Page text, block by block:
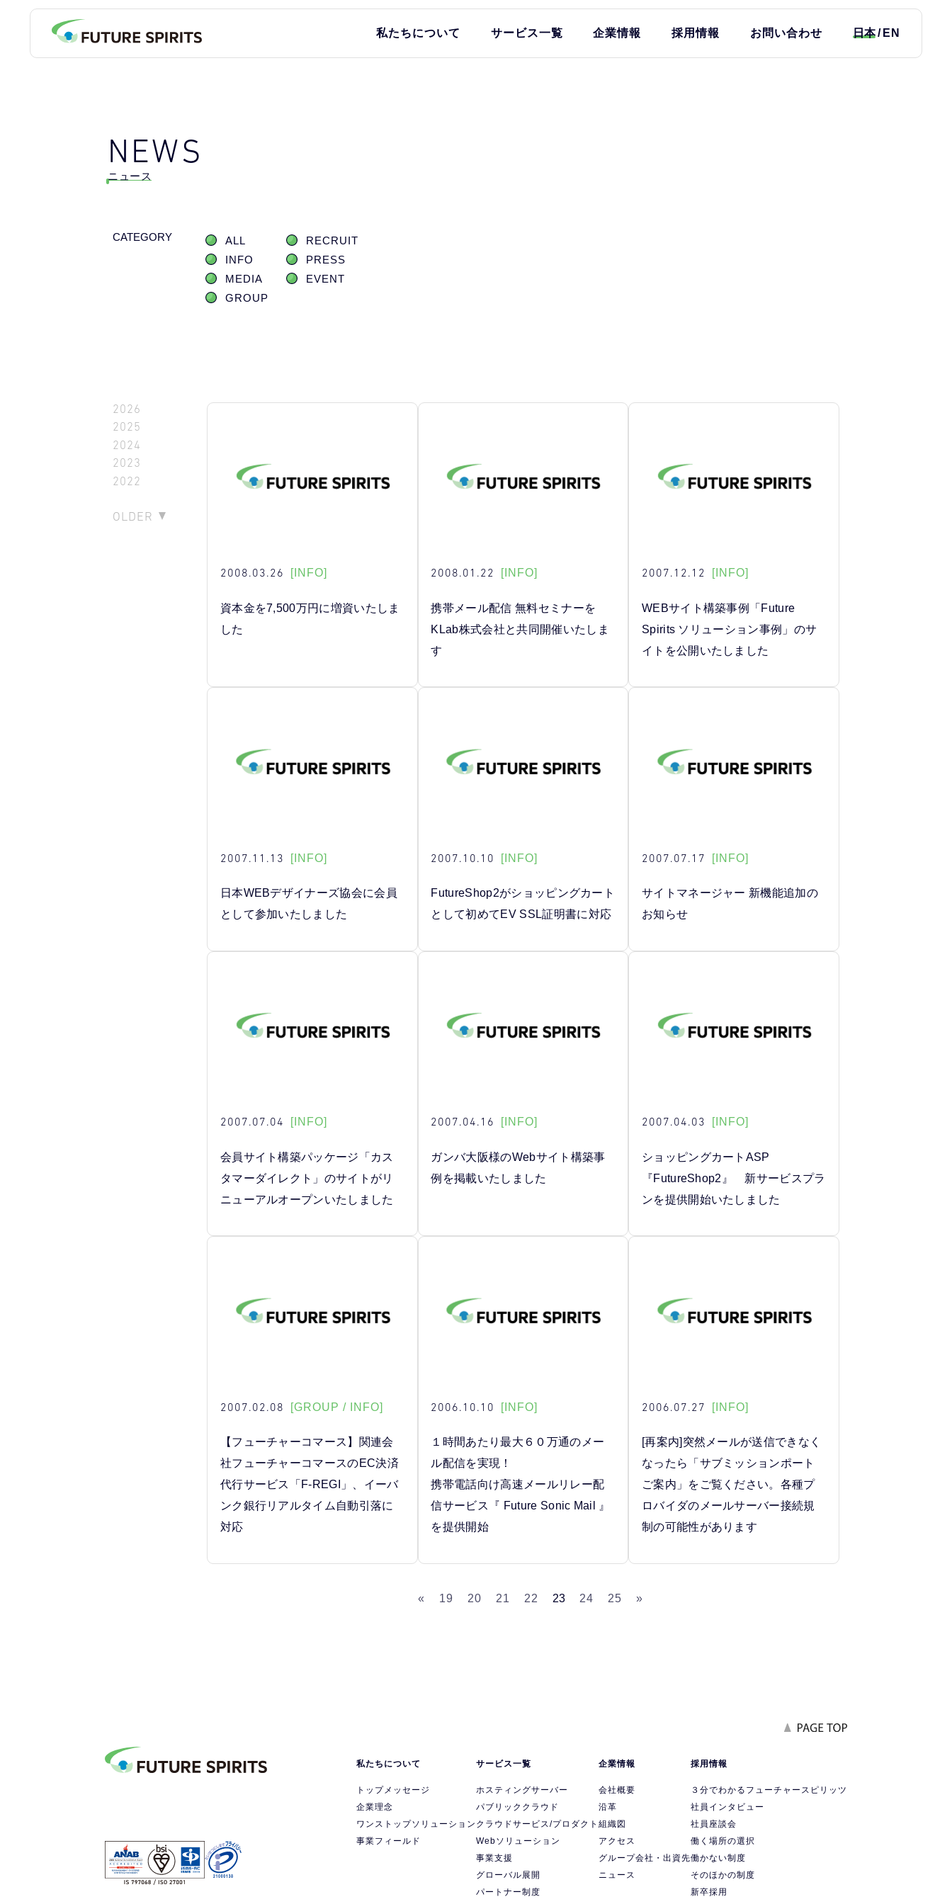
私たちについて サービス一覧 企業情報 採用情報 お問い合わせ 日本 EN
NEWS
ニュース
CATEGORY ALL
RECRUIT
INFO
PRESS
MEDIA
EVENT
GROUP
2026
2025
2024
2023
2022
OLDER
2008.03.26 [INFO]
資本金を7,500万円に増資いたしま
した
2008.01.22 [INFO]
携帯メール配信 無料セミナーを
KLab株式会社と共同開催いたしま
す
2007.12.12 [INFO]
WEBサイト構築事例「Future
Spirits ソリューション事例」のサ
イトを公開いたしました
2007.11.13 [INFO]
日本WEBデザイナーズ協会に会員
として参加いたしました
2007.10.10 [INFO]
FutureShop2がショッピングカート
として初めてEV SSL証明書に対応
2007.07.17 [INFO]
サイトマネージャー 新機能追加の
お知らせ
2007.07.04 [INFO]
会員サイト構築パッケージ「カス
タマーダイレクト」のサイトがリ
ニューアルオープンいたしました
2007.04.16 [INFO]
ガンバ大阪様のWebサイト構築事
例を掲載いたしました
2007.04.03 [INFO]
ショッピングカートASP
『FutureShop2』 新サービスプラ
ンを提供開始いたしました
2007.02.08 [GROUP / INFO]
【フューチャーコマース】関連会
社フューチャーコマースのEC決済
代行サービス「F-REGI」、イーバ
ンク銀行リアルタイム自動引落に
対応
2006.10.10 [INFO]
１時間あたり最大６０万通のメー
ル配信を実現！
携帯電話向け高速メールリレー配
信サービス『 Future Sonic Mail 』
を提供開始
2006.07.27 [INFO]
[再案内]突然メールが送信できなく
なったら「サブミッションポート
ご案内」をご覧ください。各種プ
ロバイダのメールサーバー接続規
制の可能性があります
« 19 20 21 22 23 24 25 »
私たちについて
トップメッセージ
企業理念
ワンストップソリューション
事業フィールド
サービス一覧
ホスティングサーバー
パブリッククラウド
クラウドサービス/プロダクト
Webソリューション
事業支援
グローバル展開
パートナー制度
企業情報
会社概要
沿革
組織図
アクセス
グループ会社・出資先
ニュース
採用情報
３分でわかるフューチャースピリッツ
社員インタビュー
社員座談会
働く場所の選択
働かない制度
そのほかの制度
新卒採用